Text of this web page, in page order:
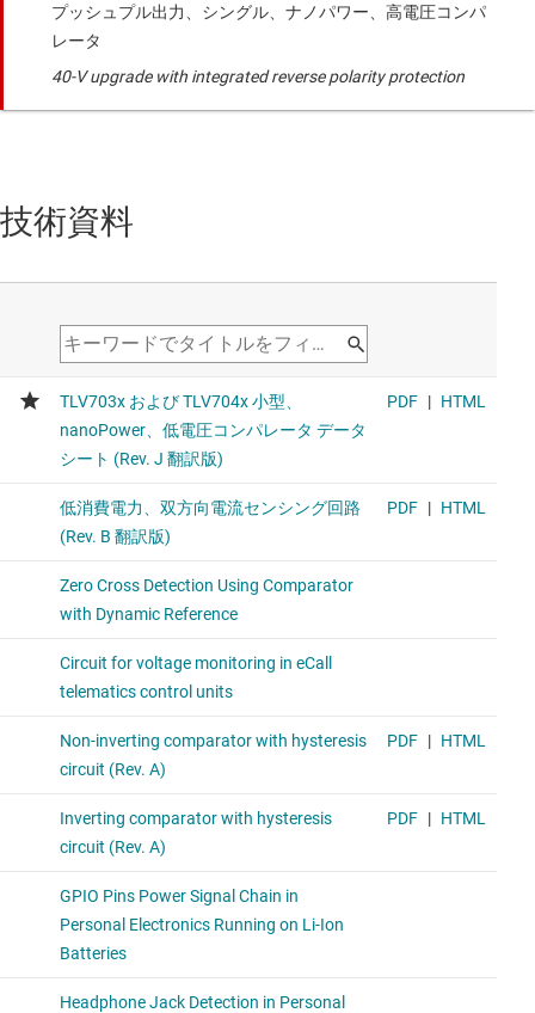
プッシュプル出力、シングル、ナノパワー、高電圧コンパ
レータ
40-V upgrade with integrated reverse polarity protection
技術資料